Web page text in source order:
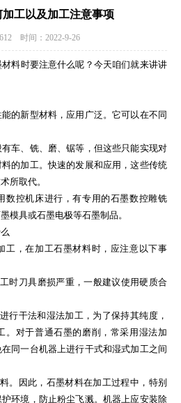
工以及加工注意事项
时间：2022-9-26
料时要注意什么呢？今天咱们就来讲讲
的新型材料，应用广泛。它可以在不同
车、铣、磨、锯等，但这些只能实现对
的加工。快速的发展和应用，这些传统
所取代。
数控机床进行，有专用的石墨数控雕铣
模具或石墨电极等石墨制品。
工，在加工石墨材料时，应注意以下事
时刀具磨损严重，一般建议使用硬质合
行干法和湿法加工，为了保持其纯度，
。对于普通石墨的磨削，常采用湿法加
同一台机器上进行干式和湿式加工之间
。因此，石墨材料在加工过程中，特别
环境，防止粉尘飞溅。机器上应安装除